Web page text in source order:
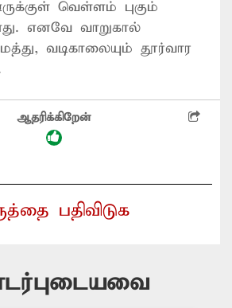
வெள்ளம் புகும்
எனவே வாறுகால்
வடிகாலையும் தூர்வார
ஆதரிக்கிறேன்
பதிவிடுக